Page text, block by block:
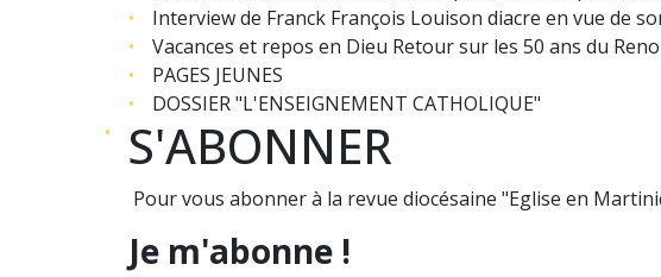
Interview de Franck François Louison diacre en vue de
Vacances et repos en Dieu Retour sur les 50 ans du
PAGES JEUNES
DOSSIER "L'ENSEIGNEMENT CATHOLIQUE"
S'ABONNER
Pour vous abonner à la revue diocésaine "Eglise en
Je m'abonne !